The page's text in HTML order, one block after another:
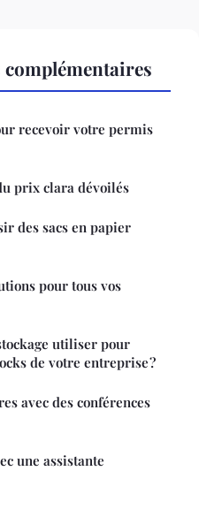
recevoir votre permis
prix clara dévoilés
des sacs en papier
pour tous vos
utiliser pour
de votre entreprise ?
avec des conférences
une assistante